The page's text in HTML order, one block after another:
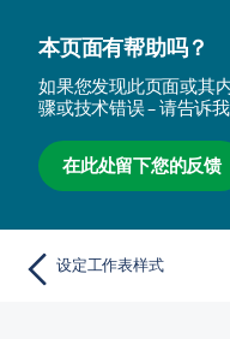
本页面有帮助吗？
如果您发现此页面或其
骤或技术错误 – 请告诉我
在此处留下您的反馈
设定工作表样式